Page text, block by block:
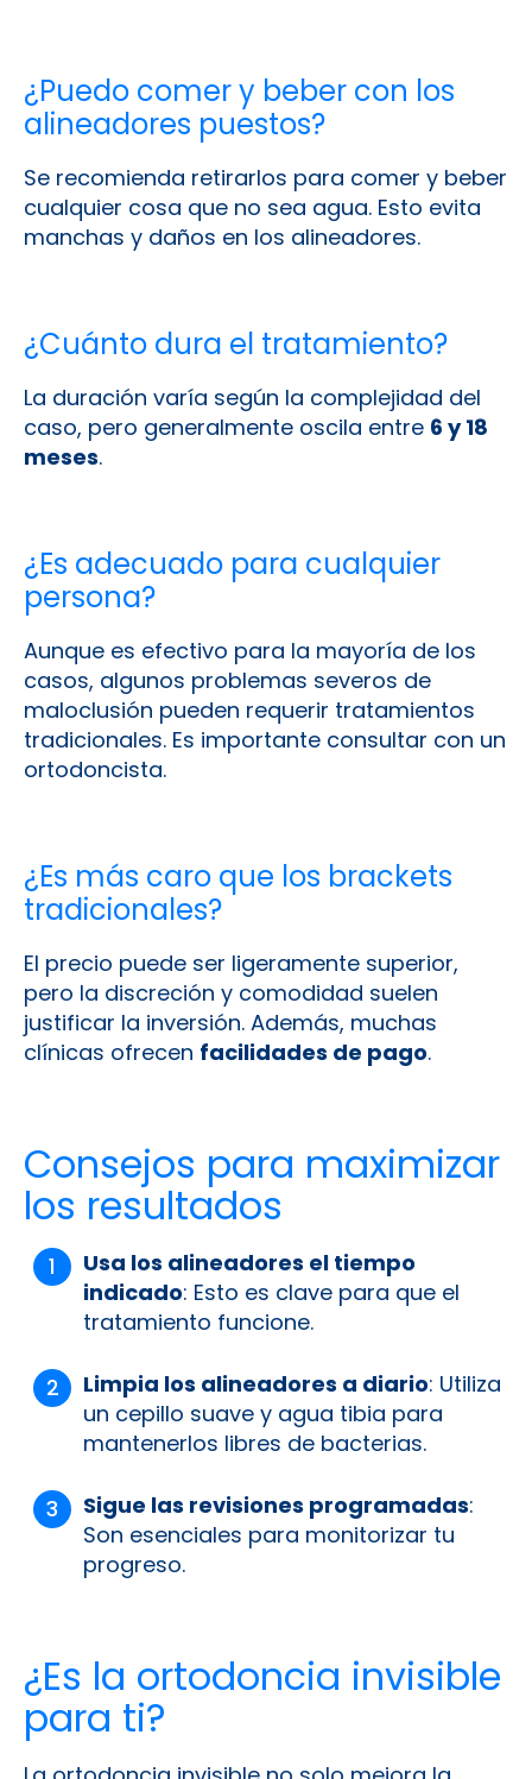
¿Puedo comer y beber con los
alineadores puestos?
Se recomienda retirarlos para comer y beber
cualquier cosa que no sea agua. Esto evita
manchas y daños en los alineadores.
¿Cuánto dura el tratamiento?
La duración varía según la complejidad del
caso, pero generalmente oscila entre 6 y 18
meses.
¿Es adecuado para cualquier
persona?
Aunque es efectivo para la mayoría de los
casos, algunos problemas severos de
maloclusión pueden requerir tratamientos
tradicionales. Es importante consultar con un
ortodoncista.
¿Es más caro que los brackets
tradicionales?
El precio puede ser ligeramente superior,
pero la discreción y comodidad suelen
justificar la inversión. Además, muchas
clínicas ofrecen facilidades de pago.
Consejos para maximizar
los resultados
Usa los alineadores el tiempo
indicado: Esto es clave para que el
tratamiento funcione.
Limpia los alineadores a diario: Utiliza
un cepillo suave y agua tibia para
mantenerlos libres de bacterias.
Sigue las revisiones programadas:
Son esenciales para monitorizar tu
progreso.
¿Es la ortodoncia invisible
para ti?